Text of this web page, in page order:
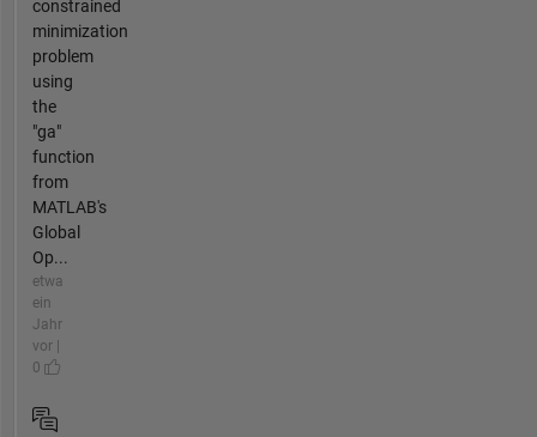
constrained
minimization
problem
using
the
"ga"
function
from
MATLAB's
Global
Op...
etwa
ein
Jahr
vor |
0